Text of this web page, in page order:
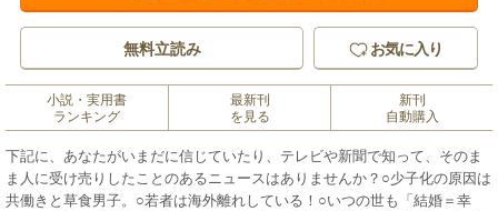
無料立読み お気に入り
小説・実用書
ランキング
最新刊
を見る
新刊
自動購入
下記に、あなたがいまだに信じていたり、テレビや新聞で知って、そのま
ま人に受け売りしたことのあるニュースはありませんか？○少子化の原因は
共働きと草食男子。○若者は海外離れしている！○いつの世も「結婚＝幸